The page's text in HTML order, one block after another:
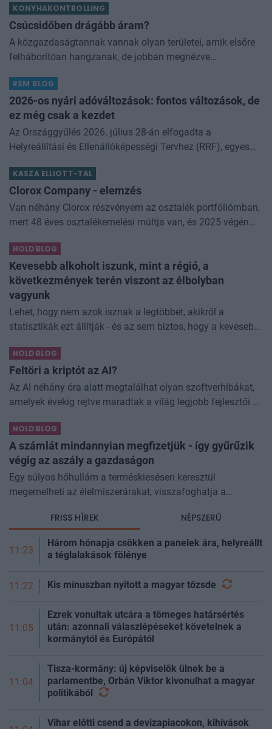
KONYHAKONTROLLING
Csúcsidőben drágább áram?
A közgazdaságtannak vannak olyan területei, amik elsőre
felháborítóan hangzanak, de jobban megnézve
némi kellemetlenséggel is járnak. Az
RSM BLOG
2026-os nyári adóváltozások: fontos változások, de
ez még csak a kezdet
Az Országgyűlés 2026. július 28-án elfogadta a
Helyreállítási és Ellenállóképességi Tervhez (RRF), egyes
kapcsolódó adóintézkedésekről, v
KASZA ELLIOTT-TAL
Clorox Company - elemzés
Van néhány Clorox részvényem az osztalék portfóliómban,
mert 48 éves osztalékemelési múltja van, és 2025 végén
dividend king-et. Azt
HOLDBLOG
Kevesebb alkoholt iszunk, mint a régió, a
következmények terén viszont az élbolyban
vagyunk
Lehet, hogy nem azok isznak a legtöbbet, akikről a
statisztikák ezt állítják - és az sem biztos, hogy a kevesebb
Kevesebb alkoholt iszunk
HOLDBLOG
Feltöri a kriptót az AI?
Az AI néhány óra alatt megtalálhat olyan szoftverhibákat,
amelyek évekig rejtve maradtak a világ legjobb fejlesztői és
különösen nagy...
HOLDBLOG
A számlát mindannyian megfizetjük - így gyűrűzik
végig az aszály a gazdaságon
Egy súlyos hőhullám a terméskiesésen keresztül
megemelheti az élelmiszerárakat, visszafoghatja a
még az állam finanszírozását is m
FRISS HÍREK NÉPSZERŰ
11:23
Három hónapja csökken a panelek ára, helyreállt
a téglalakások fölénye
11:22 Kis mínuszban nyitott a magyar tőzsde
11:05
Ezrek vonultak utcára a tömeges határsértés
után: azonnali válaszlépéseket követelnek a
kormánytól és Európától
11:04
Tisza-kormány: új képviselők ülnek be a
parlamentbe, Orbán Viktor kivonulhat a magyar
politikából
Vihar előtti csend a devizapiacokon, kihívások